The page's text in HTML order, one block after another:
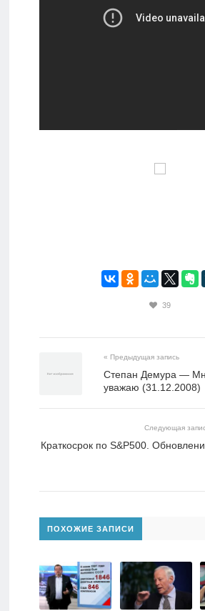
39
« Предыдущая запись
Степан Демура —
уважаю (31.12.2008)
Следующая
Краткосрок по S&P500.
ПОХОЖИЕ ЗАПИСИ